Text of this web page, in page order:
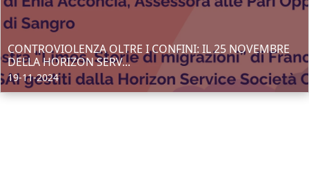
CONTROVIOLENZA OLTRE I CONFINI: IL 25 NOVEMBRE
DELLA HORIZON SERV...
19-11-2024